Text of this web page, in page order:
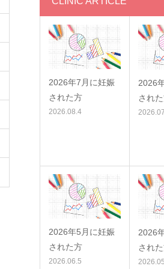
2026年7月に妊娠
された方
2026.08.4
2026
され
2026年5月に妊娠
された方
2026.06.5
2026
され